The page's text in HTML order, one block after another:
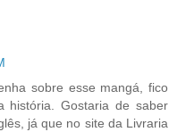
sobre esse mangá, fico
história. Gostaria de saber
já que no site da Livraria